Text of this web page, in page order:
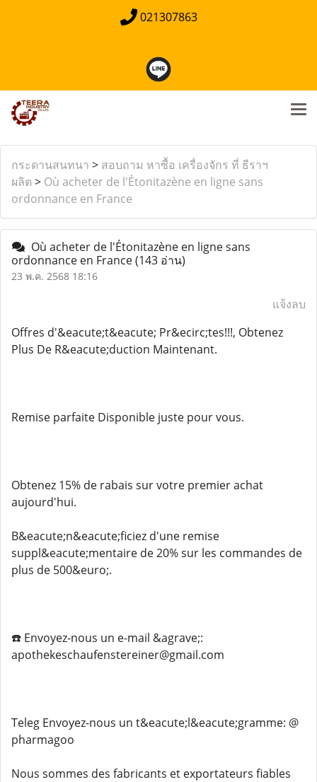
021307863
กระดานสนทนา > สอบถาม หาซื้อ เครื่องจักร ที่ ธีราฯ
ผลิต > Où acheter de l'Étonitazène en ligne sans
ordonnance en France
Où acheter de l'Étonitazène en ligne sans
ordonnance en France(143 อ่าน)
23 พ.ค. 2568 18:16
แจ้งลบ
Offres d'&eacute;t&eacute; Pr&ecirc;tes!!!, Obtenez
Plus De R&eacute;duction Maintenant.
Remise parfaite Disponible juste pour vous.
Obtenez 15% de rabais sur votre premier achat
aujourd'hui.
B&eacute;n&eacute;ficiez d'une remise
suppl&eacute;mentaire de 20% sur les commandes de
plus de 500&euro;.
☎️ Envoyez-nous un e-mail &agrave;:
apothekeschaufenstereiner@gmail.com
Teleg️ Envoyez-nous un t&eacute;l&eacute;gramme: @
pharmagoo
Nous sommes des fabricants et exportateurs fiables